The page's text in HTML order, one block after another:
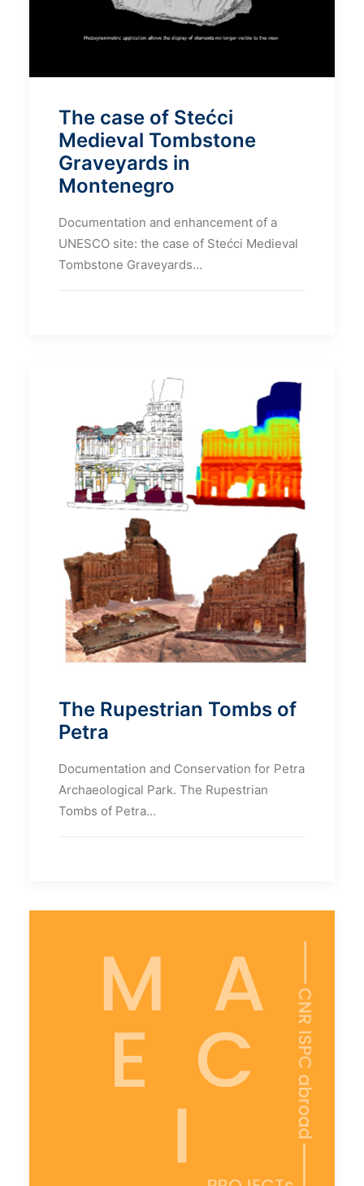
The case of Stećci
Medieval Tombstone
Graveyards in
Montenegro
Documentation and enhancement of a
UNESCO site: the case of Stećci Medieval
Tombstone Graveyards…
The Rupestrian Tombs of
Petra
Documentation and Conservation for Petra
Archaeological Park. The Rupestrian
Tombs of Petra…